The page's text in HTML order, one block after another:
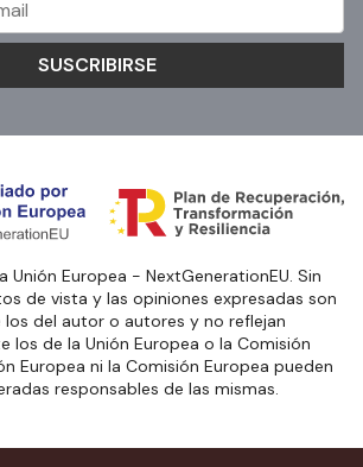
SUSCRIBIRSE
Unión Europea - NextGenerationEU. Sin
de vista y las opiniones expresadas son
los del autor o autores y no reflejan
los de la Unión Europea o la Comisión
Europea ni la Comisión Europea pueden
responsables de las mismas.